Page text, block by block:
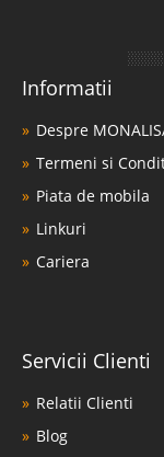
Informatii
Despre
Termeni si
Piata de mobila
Linkuri
Cariera
Servicii Clienti
Relatii Clienti
Blog